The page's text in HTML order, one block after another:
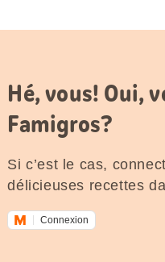
Hé, vous! Oui,
Famigros?
Si c’est le cas,
délicieuses recettes
Connexion